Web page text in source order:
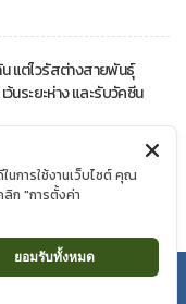
น แต่ไวรัสต่างสายพันธุ์
นระยะห่าง และรับวัคซีน
ห็น แต่ถ้ารู้วิธีป้องกัน ก็ช่วย
าย Cookie
นการใช้งานเว็บไซต์ คุณ
ก "การตั้งค่า
ยอมรับทั้งหมด